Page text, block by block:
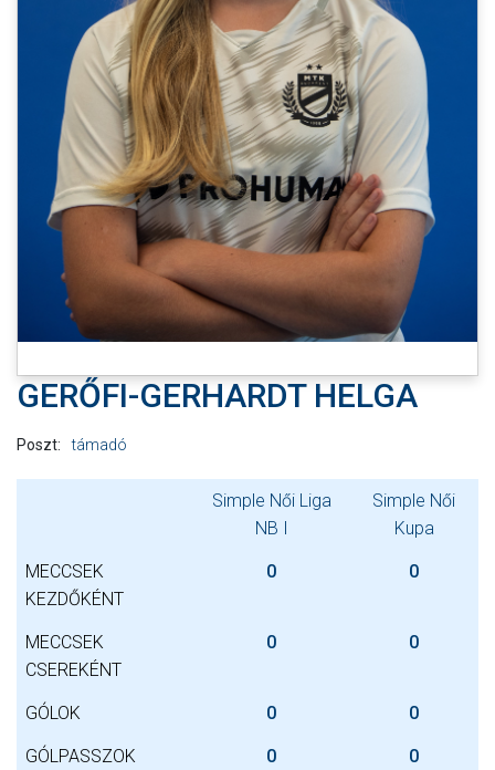
KLUB
GALÉRIA
SZURKOLÓI ÉLMÉNYEK
SAJTÓ
GERŐFI-GERHARDT HELGA
Poszt: támadó
Simple Női Liga
NB I
Simple Női
Kupa
MECCSEK
KEZDŐKÉNT
0 0
MECCSEK
CSEREKÉNT
0 0
GÓLOK 0 0
GÓLPASSZOK 0 0